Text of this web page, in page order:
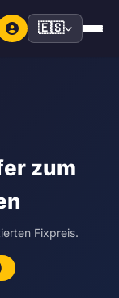
🇪🇸
zum
Fixpreis.